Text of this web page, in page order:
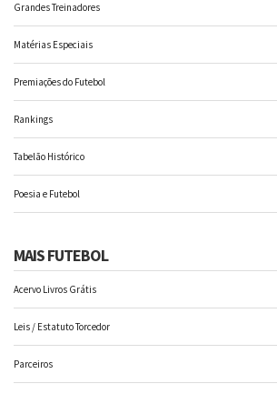
Grandes Treinadores
Matérias Especiais
Premiações do Futebol
Rankings
Tabelão Histórico
Poesia e Futebol
MAIS FUTEBOL
Acervo Livros Grátis
Leis / Estatuto Torcedor
Parceiros